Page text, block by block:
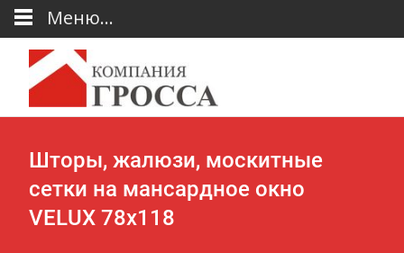
Шторы, жалюзи, москитные
сетки на мансардное окно
VELUX 78х118
Меню...